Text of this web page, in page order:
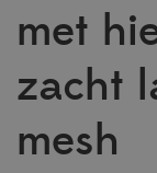
met
zacht
mesh